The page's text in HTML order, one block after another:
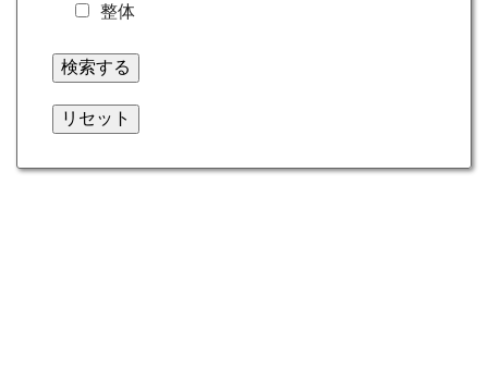
整体